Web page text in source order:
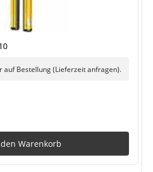
auf Bestellung (Lieferzeit anfragen).
Warenkorb